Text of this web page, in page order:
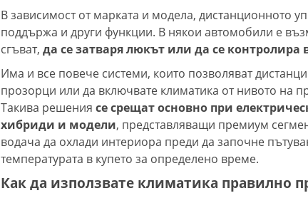
В зависимост от марката и модела, дистанционното
поддържа и други функции. В някои автомобили е
сгъват, да се затваря люкът или да се контролира
Има и все повече системи, които позволяват
прозорци или да включвате климатика от нивото на
Такива решения се срещат основно при
хибриди и модели, представляващи премиум
водача да охлади интериора преди да започне
температурата в купето за определено време.
Как да използвате климатика правилно